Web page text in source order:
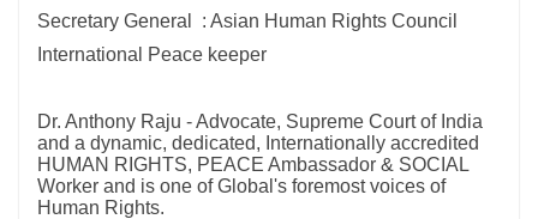
Secretary General : Asian Human Rights Council
International Peace keeper
Dr. Anthony Raju - Advocate, Supreme Court of India
and a dynamic, dedicated, Internationally accredited
HUMAN RIGHTS, PEACE Ambassador & SOCIAL
Worker and is one of Global's foremost voices of
Human Rights.